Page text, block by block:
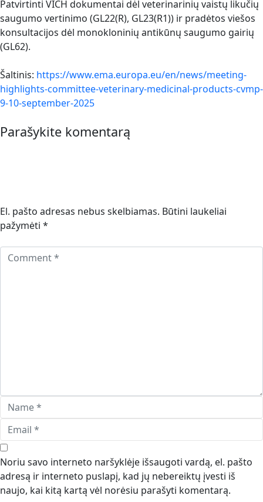
Patvirtinti VICH dokumentai dėl veterinarinių vaistų likučių
saugumo vertinimo (GL22(R), GL23(R1)) ir pradėtos viešos
konsultacijos dėl monokloninių antikūnų saugumo gairių
(GL62).
Šaltinis: https://www.ema.europa.eu/en/news/meeting-
highlights-committee-veterinary-medicinal-products-cvmp-
9-10-september-2025
Parašykite komentarą
El. pašto adresas nebus skelbiamas. Būtini laukeliai
pažymėti *
Noriu savo interneto naršyklėje išsaugoti vardą, el. pašto
adresą ir interneto puslapį, kad jų nebereiktų įvesti iš
naujo, kai kitą kartą vėl norėsiu parašyti komentarą.